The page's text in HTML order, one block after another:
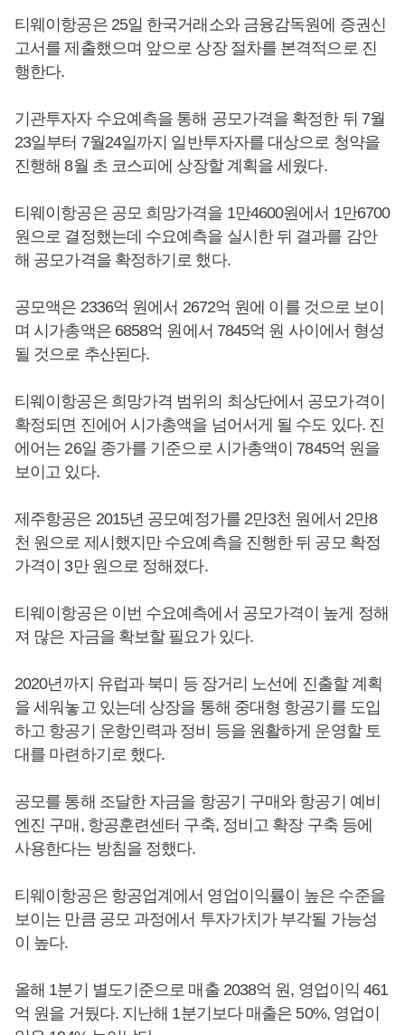
티웨이항공은 25일 한국거래소와 금융감독원에 증권신
고서를 제출했으며 앞으로 상장 절차를 본격적으로 진
행한다.
기관투자자 수요예측을 통해 공모가격을 확정한 뒤 7월
23일부터 7월24일까지 일반투자자를 대상으로 청약을
진행해 8월 초 코스피에 상장할 계획을 세웠다.
티웨이항공은 공모 희망가격을 1만4600원에서 1만6700
원으로 결정했는데 수요예측을 실시한 뒤 결과를 감안
해 공모가격을 확정하기로 했다.
공모액은 2336억 원에서 2672억 원에 이를 것으로 보이
며 시가총액은 6858억 원에서 7845억 원 사이에서 형성
될 것으로 추산된다.
티웨이항공은 희망가격 범위의 최상단에서 공모가격이
확정되면 진에어 시가총액을 넘어서게 될 수도 있다. 진
에어는 26일 종가를 기준으로 시가총액이 7845억 원을
보이고 있다.
제주항공은 2015년 공모예정가를 2만3천 원에서 2만8
천 원으로 제시했지만 수요예측을 진행한 뒤 공모 확정
가격이 3만 원으로 정해졌다.
티웨이항공은 이번 수요예측에서 공모가격이 높게 정해
져 많은 자금을 확보할 필요가 있다.
2020년까지 유럽과 북미 등 장거리 노선에 진출할 계획
을 세워놓고 있는데 상장을 통해 중대형 항공기를 도입
하고 항공기 운항인력과 정비 등을 원활하게 운영할 토
대를 마련하기로 했다.
공모를 통해 조달한 자금을 항공기 구매와 항공기 예비
엔진 구매, 항공훈련센터 구축, 정비고 확장 구축 등에
사용한다는 방침을 정했다.
티웨이항공은 항공업계에서 영업이익률이 높은 수준을
보이는 만큼 공모 과정에서 투자가치가 부각될 가능성
이 높다.
올해 1분기 별도기준으로 매출 2038억 원, 영업이익 461
억 원을 거뒀다. 지난해 1분기보다 매출은 50%, 영업이